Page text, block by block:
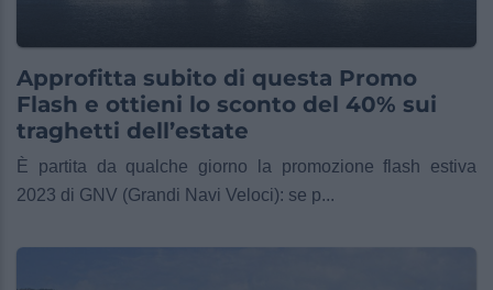
Approfitta subito di questa Promo
Flash e ottieni lo sconto del 40% sui
traghetti dell’estate
È partita da qualche giorno la promozione flash estiva
2023 di GNV (Grandi Navi Veloci): se p...